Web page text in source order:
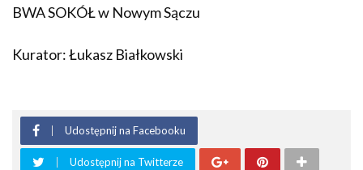
BWA SOKÓŁ w Nowym Sączu
Kurator: Łukasz Białkowski
Udostępnij na Facebooku
Udostępnij na Twitterze